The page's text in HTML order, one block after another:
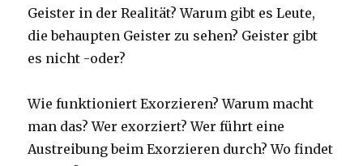
Geister in der Realität? Warum gibt es Leute,
die behaupten Geister zu sehen? Geister gibt
es nicht -oder?
Wie funktioniert Exorzieren? Warum macht
man das? Wer exorziert? Wer führt eine
Austreibung beim Exorzieren durch? Wo findet